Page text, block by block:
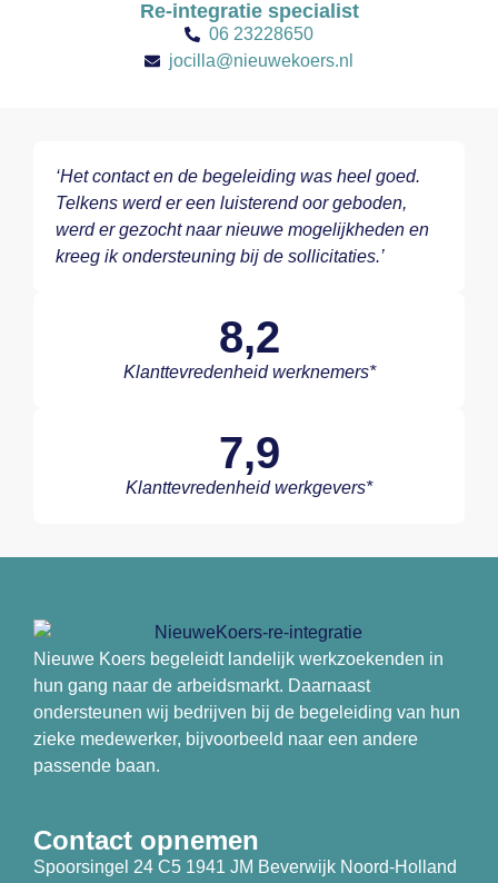
Re-integratie specialist
06 23228650
jocilla@nieuwekoers.nl
‘Het contact en de begeleiding was heel goed.
Telkens werd er een luisterend oor geboden,
werd er gezocht naar nieuwe mogelijkheden en
kreeg ik ondersteuning bij de sollicitaties.’
8,2
Klanttevredenheid werknemers*
7,9
Klanttevredenheid werkgevers*
Nieuwe Koers begeleidt landelijk werkzoekenden in
hun gang naar de arbeidsmarkt. Daarnaast
ondersteunen wij bedrijven bij de begeleiding van hun
zieke medewerker, bijvoorbeeld naar een andere
passende baan.
Contact opnemen
Spoorsingel 24 C5 1941 JM Beverwijk Noord-Holland